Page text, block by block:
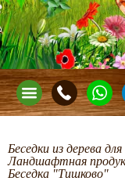
Беседки из дерева
Ландшафтная
Беседка "Тишково"